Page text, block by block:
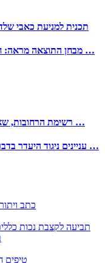
תכנית למניעת כאבי
מבחן התוצאה מראה: חוק השקיות נכשל לחלוטין ? כמה טון שוקלות …
4.2. רשימת הרחובות, שאירעו בהם לפחות 2 תאונות בשנת 2020 …
עניינים ניגוד היעדר בדבר תצהיר האמת את להצהיר עלי כי שהוזהרתי …
כתב ויתור
תביעה לקצבת נכות כללית
7